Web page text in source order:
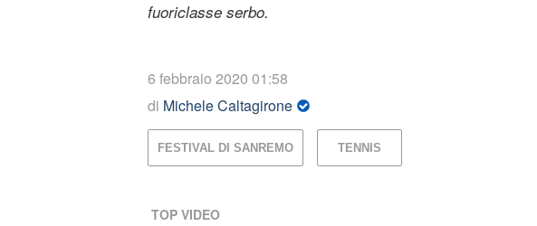
fuoriclasse serbo.
6 febbraio 2020 01:58
di Michele Caltagirone
FESTIVAL DI SANREMO TENNIS
TOP VIDEO